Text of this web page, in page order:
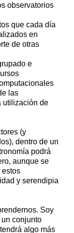
observatorios
que cada día
en
de otras
e
las
utilización de
(y
dentro de un
podrá
aunque se
estos
y serendipia
Soy
conjunto
algo más